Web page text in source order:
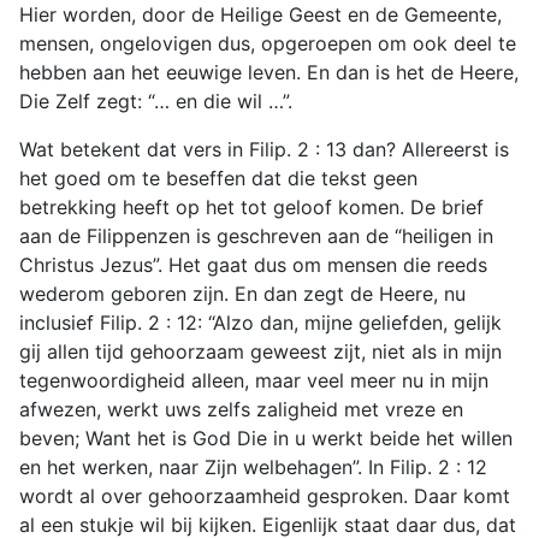
Hier worden, door de Heilige Geest en de Gemeente,
mensen, ongelovigen dus, opgeroepen om ook deel te
hebben aan het eeuwige leven. En dan is het de Heere,
Die Zelf zegt: “… en die wil …”.
Wat betekent dat vers in Filip. 2 : 13 dan? Allereerst is
het goed om te beseffen dat die tekst geen
betrekking heeft op het tot geloof komen. De brief
aan de Filippenzen is geschreven aan de “heiligen in
Christus Jezus”. Het gaat dus om mensen die reeds
wederom geboren zijn. En dan zegt de Heere, nu
inclusief Filip. 2 : 12: “Alzo dan, mijne geliefden, gelijk
gij allen tijd gehoorzaam geweest zijt, niet als in mijn
tegenwoordigheid alleen, maar veel meer nu in mijn
afwezen, werkt uws zelfs zaligheid met vreze en
beven; Want het is God Die in u werkt beide het willen
en het werken, naar Zijn welbehagen”. In Filip. 2 : 12
wordt al over gehoorzaamheid gesproken. Daar komt
al een stukje wil bij kijken. Eigenlijk staat daar dus, dat